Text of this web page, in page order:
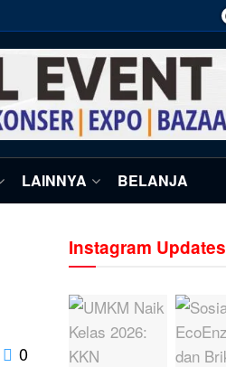
LAINNYA BELANJA
0
Instagram Updates